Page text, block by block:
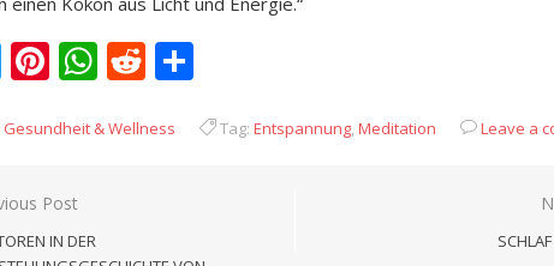
Twitter
Pinterest
WhatsApp
Reddit
Gesundheit & Wellness Tag: Entspannung,Meditation Leave a
Post
IN DER